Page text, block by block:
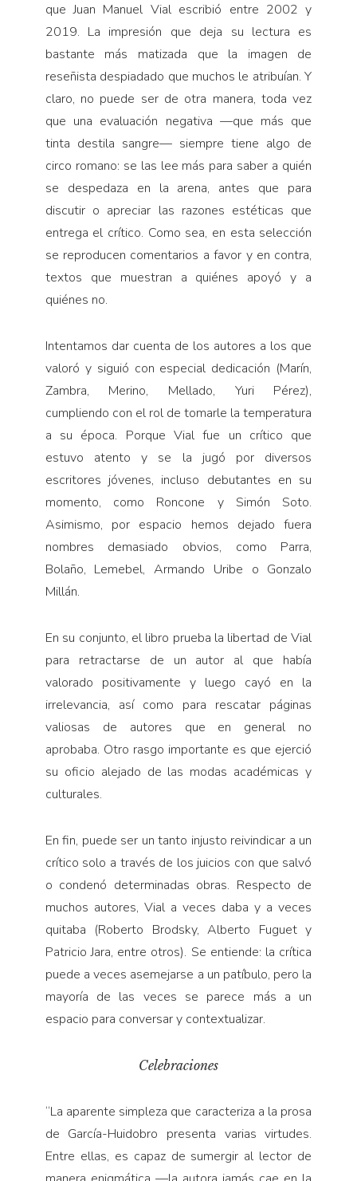
que Juan Manuel Vial escribió entre 2002 y
2019. La impresión que deja su lectura es
bastante más matizada que la imagen de
reseñista despiadado que muchos le atribuían. Y
claro, no puede ser de otra manera, toda vez
que una evaluación negativa —que más que
tinta destila sangre— siempre tiene algo de
circo romano: se las lee más para saber a quién
se despedaza en la arena, antes que para
discutir o apreciar las razones estéticas que
entrega el crítico. Como sea, en esta selección
se reproducen comentarios a favor y en contra,
textos que muestran a quiénes apoyó y a
quiénes no.
Intentamos dar cuenta de los autores a los que
valoró y siguió con especial dedicación (Marín,
Zambra, Merino, Mellado, Yuri Pérez),
cumpliendo con el rol de tomarle la temperatura
a su época. Porque Vial fue un crítico que
estuvo atento y se la jugó por diversos
escritores jóvenes, incluso debutantes en su
momento, como Roncone y Simón Soto.
Asimismo, por espacio hemos dejado fuera
nombres demasiado obvios, como Parra,
Bolaño, Lemebel, Armando Uribe o Gonzalo
Millán.
En su conjunto, el libro prueba la libertad de Vial
para retractarse de un autor al que había
valorado positivamente y luego cayó en la
irrelevancia, así como para rescatar páginas
valiosas de autores que en general no
aprobaba. Otro rasgo importante es que ejerció
su oficio alejado de las modas académicas y
culturales.
En fin, puede ser un tanto injusto reivindicar a un
crítico solo a través de los juicios con que salvó
o condenó determinadas obras. Respecto de
muchos autores, Vial a veces daba y a veces
quitaba (Roberto Brodsky, Alberto Fuguet y
Patricio Jara, entre otros). Se entiende: la crítica
puede a veces asemejarse a un patíbulo, pero la
mayoría de las veces se parece más a un
espacio para conversar y contextualizar.
Celebraciones
“La aparente simpleza que caracteriza a la prosa
de García-Huidobro presenta varias virtudes.
Entre ellas, es capaz de sumergir al lector de